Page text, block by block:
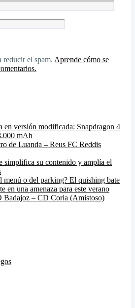
reducir el spam. Aprende cómo se
en versión modificada: Snapdragon 4
mAh
de Luanda – Reus FC Reddis
simplifica su contenido y amplía el
menú o del parking? El quishing bate
en una amenaza para este verano
Badajoz – CD Coria (Amistoso)